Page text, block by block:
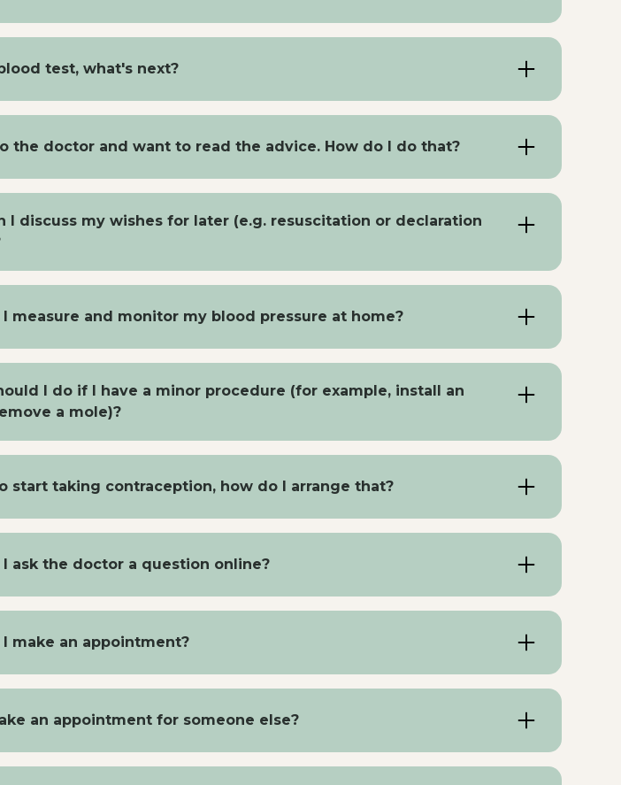
will be in your online file within a few days. Sometimes it takes longer,
can also call the assistant if you prefer to call.
test, what's next?
business days, you will see the results in youronline file. The doctor
after two business days.
the doctor and want to read the advice. How do I do that?
the doctor's advice via your online file. Do you still have questions?
can also ask the doctor online.
I discuss my wishes for later (e.g. resuscitation or declaration
your wishes for the future with our elderly nurse or nurse specialist.
choices about resuscitation, a hospital stay or treatment in the last
life. This way, all healthcare providers know what's important to you. Of
can also discuss this with your doctor if you prefer.
I measure and monitor my blood pressure at home?
need to do this if asked by the doctor or nurse. You monitor your blood
for 5 days. On
https://www.thuisarts.nl/hoge-bloeddruk/ik-wil-zelf-thuis-
metenIt describes in detail how to do this. Preferably enter the
youronline file
does not work, you can download a form from our website and submit it to
I do if I have a minor procedure (for example, install an
a mole)?
time, you don't need to specially prepare. When installing a spiral, you
cramps. Sometimes you are advised not to do heavy work or effort on the
procedure. Keep in mind that an operation takes an average of half an
doctor always decides in advance whether an operation is necessary.
procedure cannot take place immediately and you must make a second
start taking contraception, how do I arrange that?
to start contraception? First, check thuisarts.nl for more information
wishes and make the right choice together.
I ask the doctor a question online?
an e-consultation via MijnGezondheid.net. This is suitable for short,
I make an appointment?
an appointment by phone or online. Online, you can only request an
before 11 am and only if medically necessary. You can call between 1 pm
for results or short questions.
an appointment for someone else?
must always call himself. Only if someone is really unable to call